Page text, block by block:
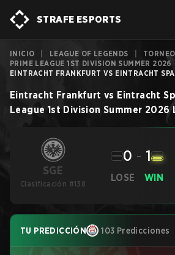
STRAFE ESPORTS
INICIO LEAGUE OF LEGENDS
PRIME LEAGUE 1ST DIVISION SUMMER 2026
EINTRACHT FRANKFURT VS EINTRACHT
Eintracht Frankfurt vs Eintracht
League 1st Division Summer 2026
SGE
Clasificación #138
LOSE
0 - 1
WIN
TU PREDICCIÓN 103 Predicciones